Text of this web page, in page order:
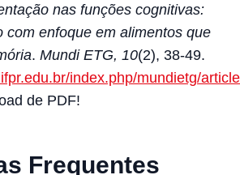
nas funções cognitivas:
com enfoque em alimentos que
. Mundi ETG, 10(2), 38-49.
index.php/mundietg/
de PDF!
Frequentes